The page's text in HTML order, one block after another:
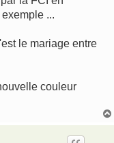
...
le mariage entre
couleur